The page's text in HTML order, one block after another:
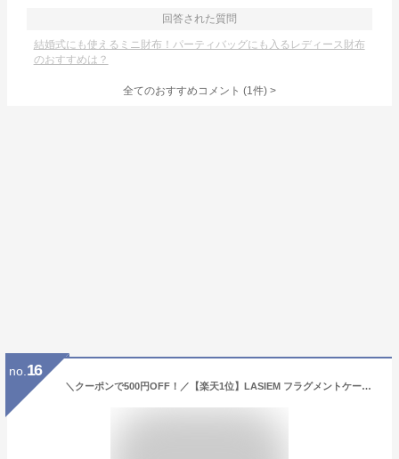
回答された質問
結婚式にも使えるミニ財布！パーティバッグにも入るレディース財布
のおすすめは？
全てのおすすめコメント (1件) >
no. 16
＼クーポンで500円OFF！／【楽天1位】LASIEM フラグメントケース カードケース ミニ財布 レディース 薄い 薄型 財布 ミニサイフ カード入れ 極小 スリム 本革 ミニウォレット 小銭入れ コインケース パスケース コンパクト 小さい 小さめ スキミング防止 かわいい